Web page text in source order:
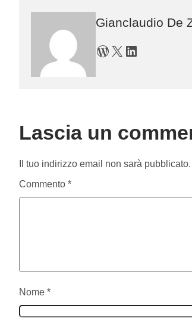
Gianclaudio De
WordPress X LinkedIn
Lascia un
Il tuo indirizzo email non sarà pubblicato.
Commento *
Nome *